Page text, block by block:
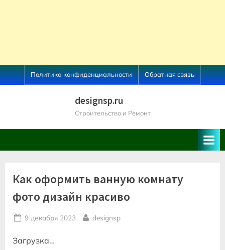
Skip
to
Политика конфиденциальности Обратная связь
designsp.ru
Строительство и Ремонт
Как оформить ванную комнату
фото дизайн красиво
Posted
9 декабря 2023 By
designsp
Загрузка…